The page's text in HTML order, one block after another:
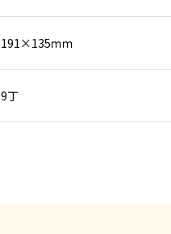
191×135ｍｍ
9丁